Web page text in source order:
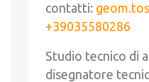
contatti:
+39035580286
Studio tecnico di
disegnatore